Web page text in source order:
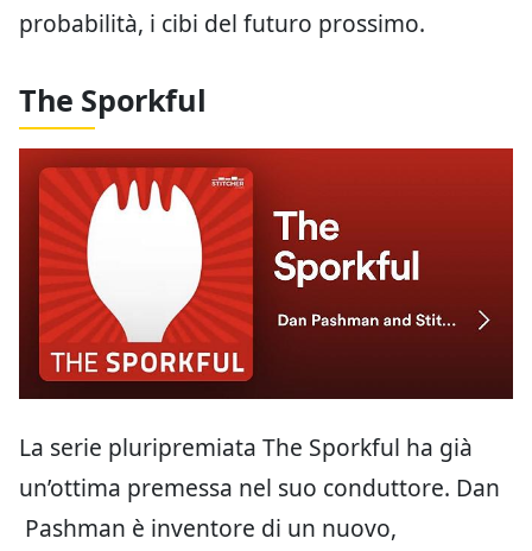
probabilità, i cibi del futuro prossimo.
The Sporkful
La serie pluripremiata The Sporkful ha già
un’ottima premessa nel suo conduttore. Dan
Pashman è inventore di un nuovo,